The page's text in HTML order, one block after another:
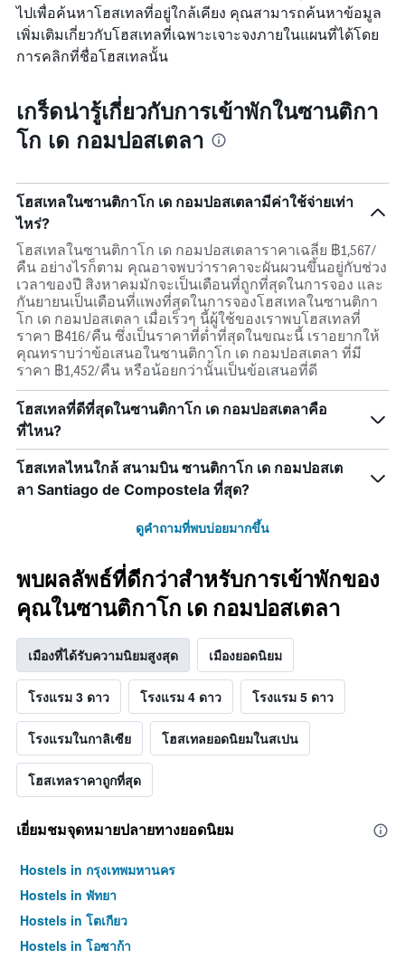
ไปเพื่อค้นหาโฮสเทลที่อยู่ใกล้เคียง คุณสามารถค้นหาข้อมูล
เพิ่มเติมเกี่ยวกับโฮสเทลที่เฉพาะเจาะจงภายในแผนที่ได้โดย
การคลิกที่ชื่อโฮสเทลนั้น
เกร็ดน่ารู้เกี่ยวกับการเข้าพักในซานติกา
โก เด กอมปอสเตลา
โฮสเทลในซานติกาโก เด กอมปอสเตลามีค่าใช้จ่ายเท่า
ไหร่?
โฮสเทลในซานติกาโก เด กอมปอสเตลาราคาเฉลี่ย ฿1,567/
คืน อย่างไรก็ตาม คุณอาจพบว่าราคาจะผันผวนขึ้นอยู่กับช่วง
เวลาของปี สิงหาคมมักจะเป็นเดือนที่ถูกที่สุดในการจอง และ
กันยายนเป็นเดือนที่แพงที่สุดในการจองโฮสเทลในซานติกา
โก เด กอมปอสเตลา เมื่อเร็วๆ นี้ผู้ใช้ของเราพบโฮสเทลที่
ราคา ฿416/คืน ซึ่งเป็นราคาที่ต่ำที่สุดในขณะนี้ เราอยากให้
คุณทราบว่าข้อเสนอในซานติกาโก เด กอมปอสเตลา ที่มี
ราคา ฿1,452/คืน หรือน้อยกว่านั้นเป็นข้อเสนอที่ดี
โฮสเทลที่ดีที่สุดในซานติกาโก เด กอมปอสเตลาคือ
ที่ไหน?
โฮสเทลไหนใกล้ สนามบิน ซานติกาโก เด กอมปอสเต
ลา Santiago de Compostela ที่สุด?
ดูคำถามที่พบบ่อยมากขึ้น
พบผลลัพธ์ที่ดีกว่าสำหรับการเข้าพักของ
คุณในซานติกาโก เด กอมปอสเตลา
เมืองที่ได้รับความนิยมสูงสุด เมืองยอดนิยม
โรงแรม 3 ดาว โรงแรม 4 ดาว โรงแรม 5 ดาว
โรงแรมในกาลิเซีย โฮสเทลยอดนิยมในสเปน
โฮสเทลราคาถูกที่สุด
เยี่ยมชมจุดหมายปลายทางยอดนิยม
Hostels in กรุงเทพมหานคร
Hostels in พัทยา
Hostels in โตเกียว
Hostels in โอซาก้า